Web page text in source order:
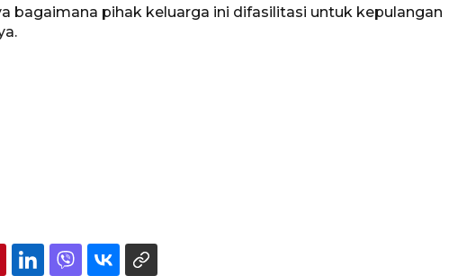
bagaimana pihak keluarga ini difasilitasi untuk kepulangan